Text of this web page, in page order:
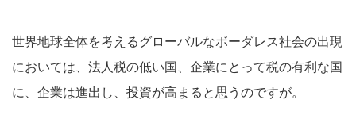
世界地球全体を考えるグローバルなボーダレス社会の出現
においては、法人税の低い国、企業にとって税の有利な国
に、企業は進出し、投資が高まると思うのですが。